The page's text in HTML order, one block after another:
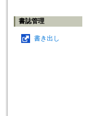
書誌管理
書き出し